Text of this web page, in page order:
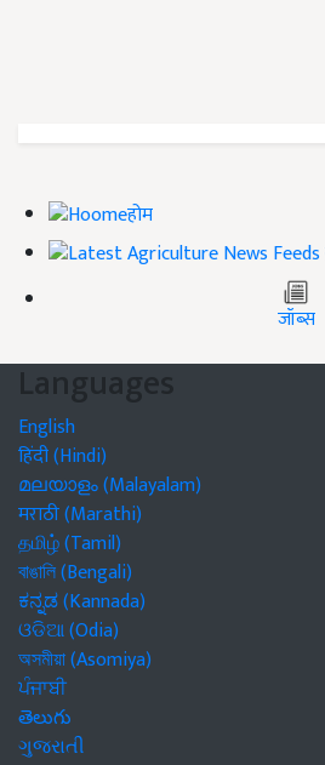
होम
जॉब्स
Languages
English
हिंदी (Hindi)
മലയാളം (Malayalam)
मराठी (Marathi)
தமிழ் (Tamil)
বাঙালি (Bengali)
ಕನ್ನಡ (Kannada)
ଓଡିଆ (Odia)
অসমীয়া (Asomiya)
ਪੰਜਾਬੀ
తెలుగు
ગુજરાતી